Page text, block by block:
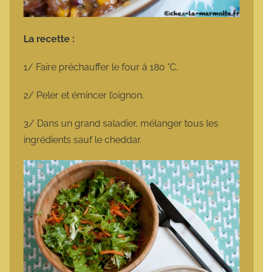
La recette :
1/ Faire préchauffer le four à 180 °C.
2/ Peler et émincer l’oignon.
3/ Dans un grand saladier, mélanger tous les
ingrédients sauf le cheddar.